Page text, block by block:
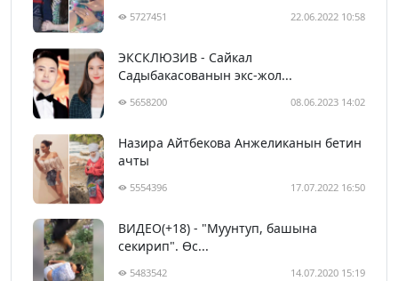
5727451 22.06.2022 10:58
ЭКСКЛЮЗИВ - Сайкал
Садыбакасованын экс-жол...
5658200 08.06.2023 14:02
Назира Айтбекова Анжеликанын бетин
ачты
5554396 17.07.2022 16:50
ВИДЕО(+18) - "Муунтуп, башына
секирип". Өс...
5483542 14.07.2020 15:19